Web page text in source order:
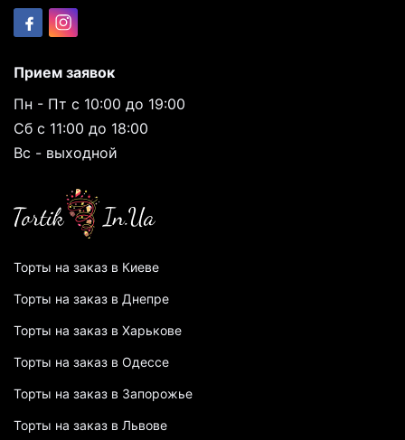
Прием заявок
Пн - Пт с 10:00 до 19:00
Сб с 11:00 до 18:00
Вс - выходной
Торты на заказ в Киеве
Торты на заказ в Днепре
Торты на заказ в Харькове
Торты на заказ в Одессе
Торты на заказ в Запорожье
Торты на заказ в Львове